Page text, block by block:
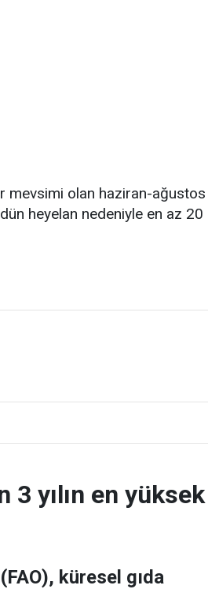
mevsimi olan haziran-ağustos
heyelan nedeniyle en az 20
3 yılın en yüksek
küresel gıda